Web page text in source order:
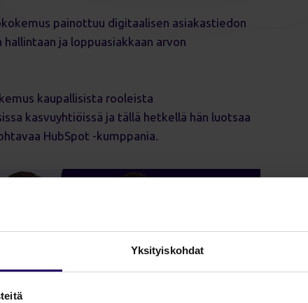
Yksityiskohdat
painottuu digitaalisen asiakastiedon
ja loppuasiakkaan arvon
kaupallisista rooleista
kasvuyhtiöissä ja tällä hetkellä hän luotsaa
HubSpot -kumppania.